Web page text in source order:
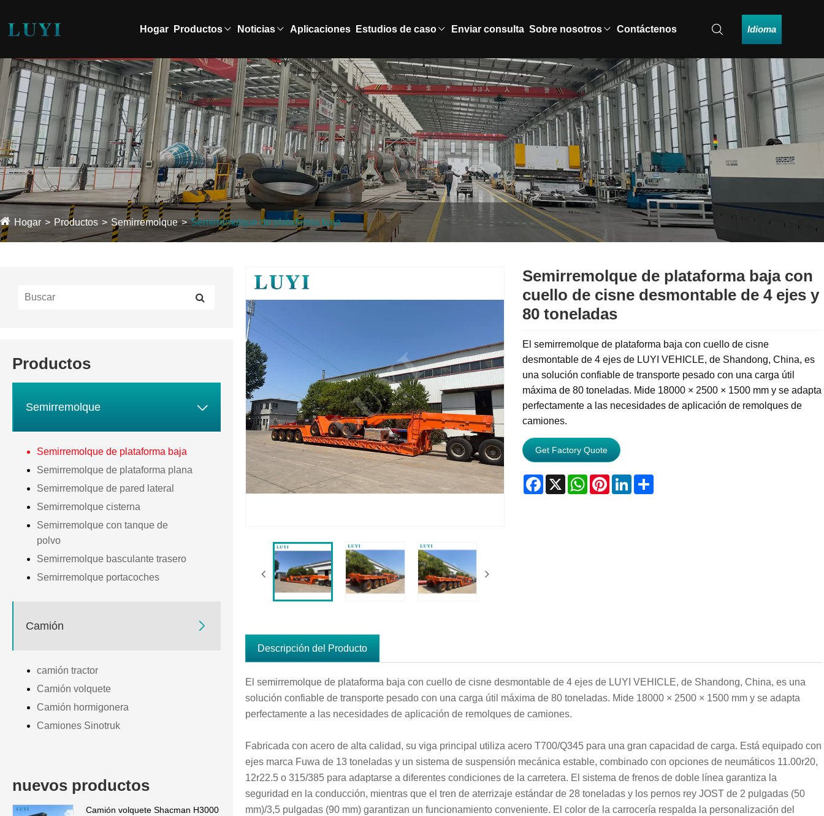
Hogar Productos Noticias Aplicaciones Estudios de caso Enviar consulta Sobre nosotros Contáctenos Idioma
Hogar Productos Semirremolque Semirremolque de plataforma baja
Productos
Semirremolque 
Semirremolque de plataforma baja
Semirremolque de plataforma plana
Semirremolque de pared lateral
Semirremolque cisterna
Semirremolque con tanque de
polvo
Semirremolque basculante trasero
Semirremolque portacoches
Camión 
camión tractor
Camión volquete
Camión hormigonera
Camiones Sinotruk
nuevos productos
Camión volquete Shacman H3000
Semirremolque de plataforma baja con
cuello de cisne desmontable de 4 ejes y
80 toneladas
El semirremolque de plataforma baja con cuello de cisne
desmontable de 4 ejes de LUYI VEHICLE, de Shandong, China, es
una solución confiable de transporte pesado con una carga útil
máxima de 80 toneladas. Mide 18000 × 2500 × 1500 mm y se adapta
perfectamente a las necesidades de aplicación de remolques de
camiones.
Get Factory Quote
Facebook
X WhatsApp
PinterestLinkedInShare
Descripción del Producto
El semirremolque de plataforma baja con cuello de cisne desmontable de 4 ejes de LUYI VEHICLE, de Shandong, China, es una
solución confiable de transporte pesado con una carga útil máxima de 80 toneladas. Mide 18000 × 2500 × 1500 mm y se adapta
perfectamente a las necesidades de aplicación de remolques de camiones.
Fabricada con acero de alta calidad, su viga principal utiliza acero T700/Q345 para una gran capacidad de carga. Está equipado con
ejes marca Fuwa de 13 toneladas y un sistema de suspensión mecánica estable, combinado con opciones de neumáticos 11.00r20,
12r22.5 o 315/385 para adaptarse a diferentes condiciones de la carretera. El sistema de frenos de doble línea garantiza la
seguridad en la conducción, mientras que el tren de aterrizaje estándar de 28 toneladas y los pernos rey JOST de 2 pulgadas (50
mm)/3,5 pulgadas (90 mm) garantizan un funcionamiento conveniente. El color de la carrocería respalda la personalización del